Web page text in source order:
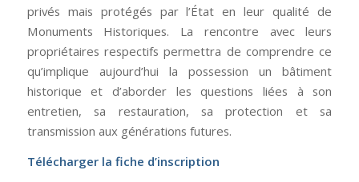
privés mais protégés par l’État en leur qualité de
Monuments Historiques. La rencontre avec leurs
propriétaires respectifs permettra de comprendre ce
qu’implique aujourd’hui la possession un bâtiment
historique et d’aborder les questions liées à son
entretien, sa restauration, sa protection et sa
transmission aux générations futures.
Télécharger la fiche d’inscription